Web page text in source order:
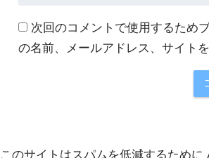
次回のコメントで使用するため
の名前、メールアドレス、サイトを
このサイトはスパムを低減するために